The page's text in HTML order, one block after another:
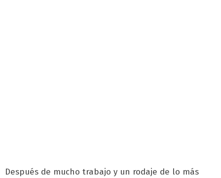
Después de mucho trabajo y un rodaje de lo más